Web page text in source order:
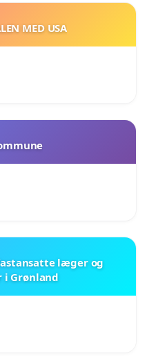
MED USA
læger og
i Grønland